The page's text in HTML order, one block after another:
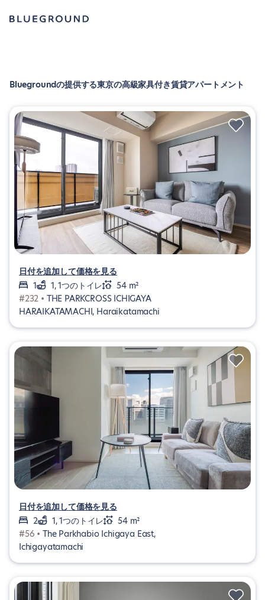
Bluegroundの提供する東京の高級家具付き賃貸アパートメント
日付を追加して価格を見る
1
1, 1つのトイレ
54 m²
#232 • THE PARKCROSS ICHIGAYA
HARAIKATAMACHI, Haraikatamachi
日付を追加して価格を見る
2
1, 1つのトイレ
54 m²
#56 • The Parkhabio Ichigaya East,
Ichigayatamachi